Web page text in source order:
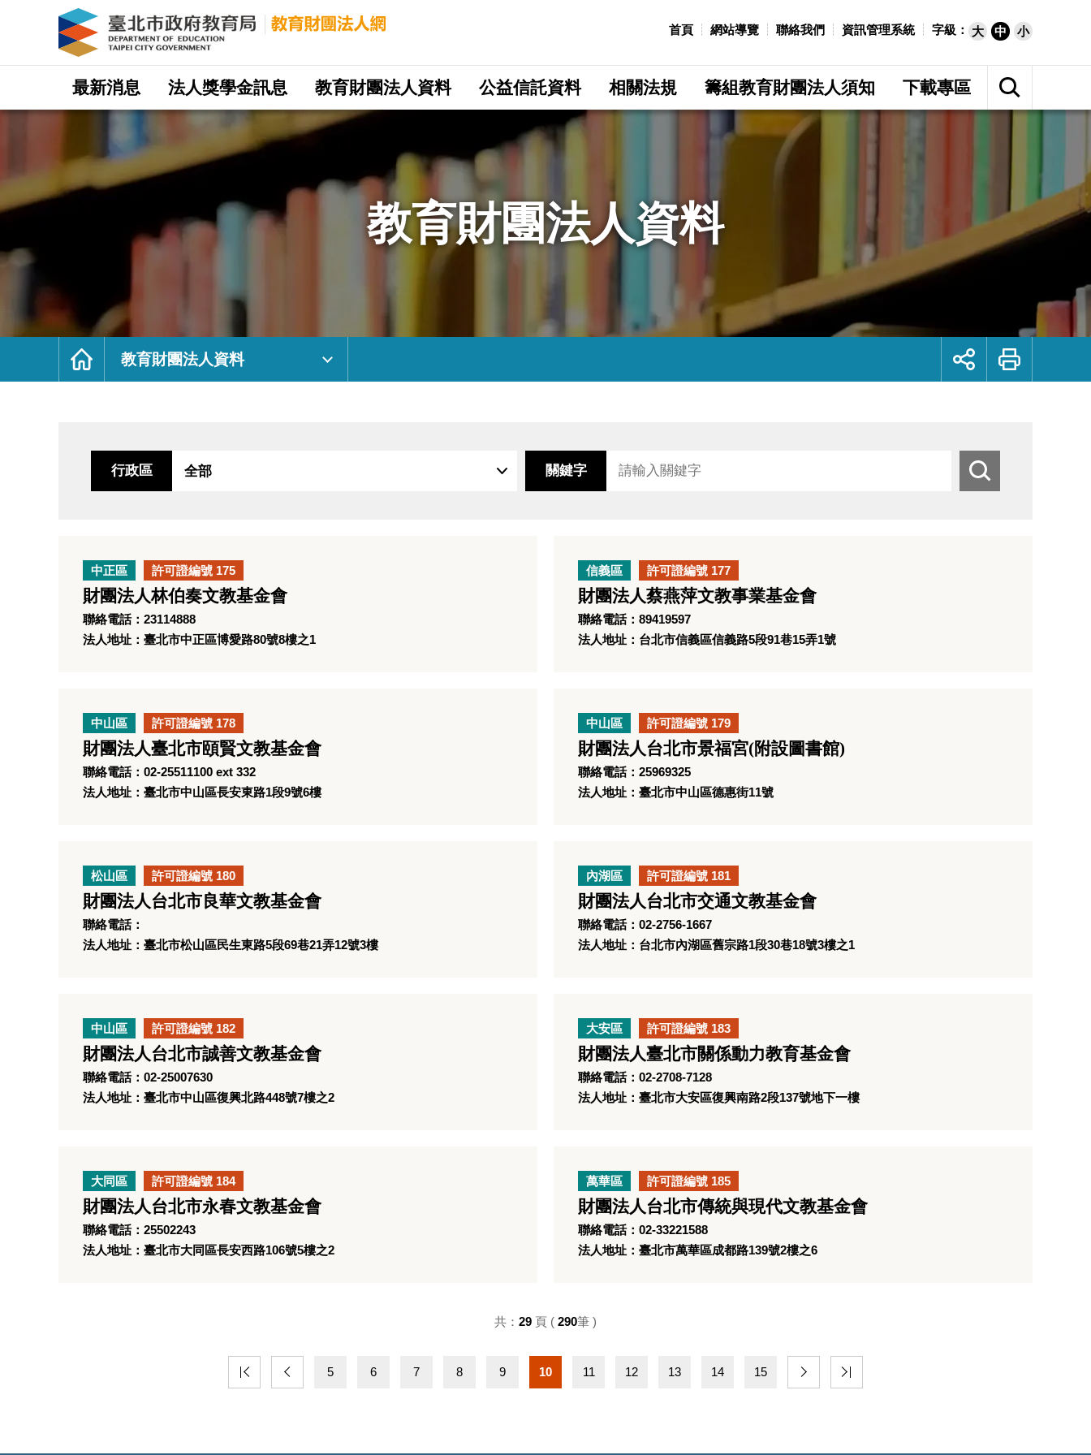
｜
府
首頁 網站導覽 聯絡我們 資訊管理系統 字級： 大 中 小
網
最新消息 法人獎學金訊息 教育財團法人資料 公益信託資料 相關法規 籌組教育財團法人須知 下載專區
展
開
網
站
尋
教育財團法人資料
首
教育財團法人資料
展
鈕
列
行政區 關鍵字
搜
尋
中正區 許可證編號 175
財團法人林伯奏文教基金會
聯絡電話：23114888
法人地址：臺北市中正區博愛路80號8樓之1
信義區 許可證編號 177
財團法人蔡燕萍文教事業基金會
聯絡電話：89419597
法人地址：台北市信義區信義路5段91巷15弄1號
中山區 許可證編號 178
財團法人臺北市頤賢文教基金會
聯絡電話：02-25511100 ext 332
法人地址：臺北市中山區長安東路1段9號6樓
中山區 許可證編號 179
財團法人台北市景福宮(附設圖書館)
聯絡電話：25969325
法人地址：臺北市中山區德惠街11號
松山區 許可證編號 180
財團法人台北市良華文教基金會
聯絡電話：
法人地址：臺北市松山區民生東路5段69巷21弄12號3樓
內湖區 許可證編號 181
財團法人台北市交通文教基金會
聯絡電話：02-2756-1667
法人地址：台北市內湖區舊宗路1段30巷18號3樓之1
中山區 許可證編號 182
財團法人台北市誠善文教基金會
聯絡電話：02-25007630
法人地址：臺北市中山區復興北路448號7樓之2
大安區 許可證編號 183
財團法人臺北市關係動力教育基金會
聯絡電話：02-2708-7128
法人地址：臺北市大安區復興南路2段137號地下一樓
大同區 許可證編號 184
財團法人台北市永春文教基金會
聯絡電話：25502243
法人地址：臺北市大同區長安西路106號5樓之2
萬華區 許可證編號 185
財團法人台北市傳統與現代文教基金會
聯絡電話：02-33221588
法人地址：臺北市萬華區成都路139號2樓之6
5 6 7 8 9 10 11 12 13 14 15
共： 29 頁 ( 290筆 )